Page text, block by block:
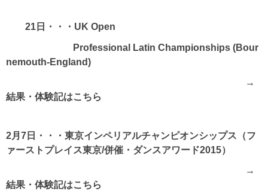
21日・・・UK Open
Professional Latin Championships (Bour
nemouth-England)
→
結果・体験記はこちら
2月7日・・・東京インペリアルチャンピオンシップス（フ
ァーストプレイス東京/併催・ダンスアワード2015）
→
結果・体験記はこちら